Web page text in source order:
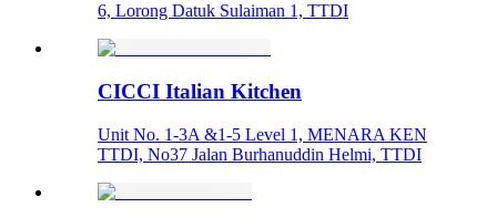
6, Lorong Datuk Sulaiman 1, TTDI
CICCI Italian Kitchen
Unit No. 1-3A &1-5 Level 1, MENARA KEN
TTDI, No37 Jalan Burhanuddin Helmi, TTDI